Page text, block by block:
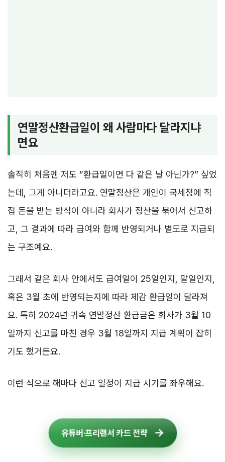
연말정산환급일이 왜 사람마다 달라지냐
면요
솔직히 처음엔 저도 “환급일이면 다 같은 날 아닌가?” 싶었
는데, 그게 아니더라고요. 연말정산은 개인이 국세청에 직
접 돈을 받는 방식이 아니라 회사가 정산을 묶어서 신고하
고, 그 결과에 따라 급여와 함께 반영되거나 별도로 지급되
는 구조예요.
그래서 같은 회사 안에서도 급여일이 25일인지, 말일인지,
혹은 3월 초에 반영되는지에 따라 체감 환급일이 달라져
요. 특히 2024년 귀속 연말정산 환급금은 회사가 3월 10
일까지 신고를 마친 경우 3월 18일까지 지급 계획이 잡히
기도 했거든요.
이런 식으로 해마다 신고 일정이 지급 시기를 좌우해요.
유튜버·프리랜서 카드 전략